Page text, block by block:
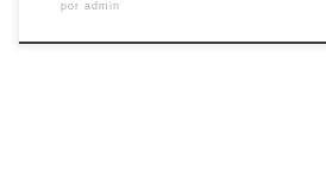
por admin